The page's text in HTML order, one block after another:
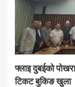
फ्लाइ दुबईको
टिकट बुकिङ खुला